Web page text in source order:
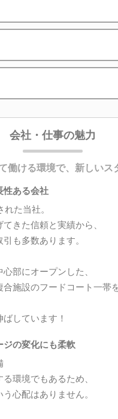
会社・仕事の魅力
働ける環境で、新しいス
ある会社
た当社。
きた信頼と実績から、
も多数あります。
部にオープンした、
合施設のフードコート一帯
しています！
の変化にも柔軟
環境でもあるため、
心配はありません。